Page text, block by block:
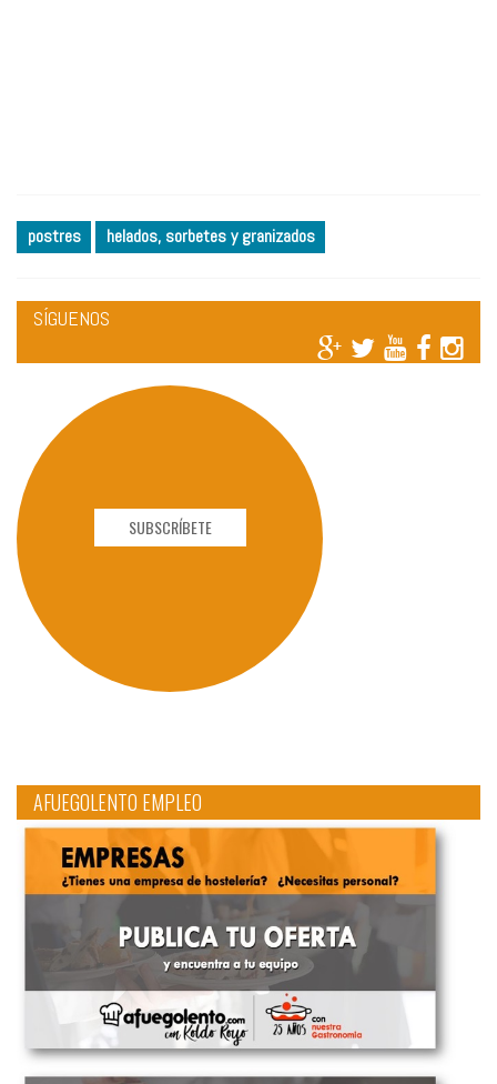
postres helados, sorbetes y granizados
SÍGUENOS
SUBSCRÍBETE
AFUEGOLENTO EMPLEO